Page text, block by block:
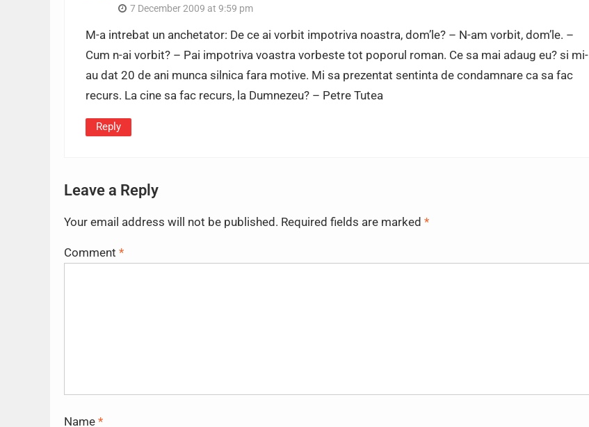
7 December 2009 at 9:59 pm
M-a intrebat un anchetator: De ce ai vorbit impotriva noastra, dom’le? – N-am vorbit, dom’le. –
Cum n-ai vorbit? – Pai impotriva voastra vorbeste tot poporul roman. Ce sa mai adaug eu? si mi-
au dat 20 de ani munca silnica fara motive. Mi s­a prezentat sentinta de condamnare ca sa fac
recurs. La cine sa fac recurs, la Dumnezeu? – Petre Tutea
Reply
Leave a Reply
Your email address will not be published. Required fields are marked *
Comment *
Name *